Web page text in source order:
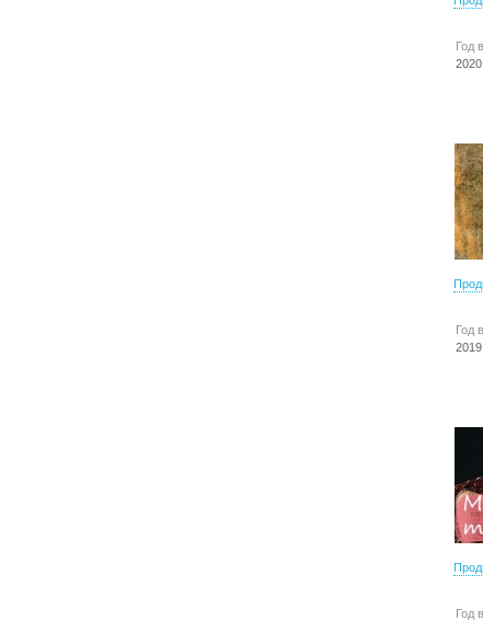
Год
2020
Год
2019
Год